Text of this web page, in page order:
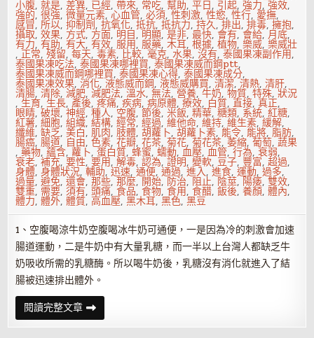
小腹,就是,差異, 已經,帶來, 常吃,幫助,平日, 引起,強力,強效,
強的,很強,微量元素,心血管,必須,性刺激,性慾,性行, 愛撫,
感冒,所以,抑制劑,抗氧化,抵抗,抵抗力,持久,排出,排毒,擁抱,
攝取,效果, 方式, 方面, 明目, 明顯,是非,最快, 會有, 會給, 月底,
有力,有助,有大,有效,服用,服藥,木耳,根據,植物,樂威,樂威壯
,正常,殘留,每天,毒素, 比較,毫克,水果,沒有,泰國果凍副作用,
泰國果凍吃法,泰國果凍哪裡買,泰國果凍威而鋼ptt,
泰國果凍威而鋼哪裡買,泰國果凍心得,泰國果凍成分,
泰國果凍效果,消化,液態威而鋼,液態威購買,清潔,清熱,清肝,
清腸,清除,減肥,減肥法,溫水,無法,營養,牛奶,物質,特殊,狀況
,生育,生長,產後,疼痛,疾病,病原體,療效, 白質,直接,真正,
眼睛,破壞,神經,種人, 空腹,節後,米飯,精華,糖類, 系統,紅糖,
紅薯,細胞,組織,結構,經常,經過,維他命,維持,維生素,緩解,
纖維,缺乏,美白,肌肉,肢體,胡蘿卜,胡蘿卜素,能令, 能將,脂肪,
腸癌,腸道, 自由,色素,花瓣,花茶,菊花,菊花茶,萎縮,葡萄,蔬果
,藥物,蘊含,蘿卜,蛋白質,蜂蜜,蠕動,血壓,血管,行為,衰弱,
衰老,補充,要性,要用,解毒,認為,證明,變軟,豆子, 豐富,超過,
身體,身體狀況,輔助,迅速,通便,通過,進入,進食,運動,過多,
過量,避免,還會,那些,那麼, 開始, 防治, 阻止, 陰莖, 陽痿,雙效,
雙重, 需要,須有,頭痛,食品,食物,食用,食醋,飯後,養顏,體內,
體力,體外,體質,高血壓,黑木耳,黑色,黑豆
1、空腹喝涼牛奶空腹喝冰牛奶可通便，一是因為冷的刺激會加速
腸道運動，二是牛奶中有大量乳糖，而一半以上台灣人都缺乏牛
奶吸收所需的乳糖酶。所以喝牛奶後，乳糖沒有消化就進入了結
腸被迅速排出體外。
閱讀完整文章節
後
如